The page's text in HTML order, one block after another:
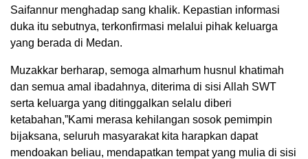
Saifannur menghadap sang khalik. Kepastian informasi
duka itu sebutnya, terkonfirmasi melalui pihak keluarga
yang berada di Medan.
Muzakkar berharap, semoga almarhum husnul khatimah
dan semua amal ibadahnya, diterima di sisi Allah SWT
serta keluarga yang ditinggalkan selalu diberi
ketabahan,”Kami merasa kehilangan sosok pemimpin
bijaksana, seluruh masyarakat kita harapkan dapat
mendoakan beliau, mendapatkan tempat yang mulia di sisi